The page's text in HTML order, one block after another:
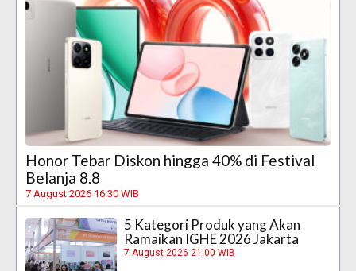
Honor Tebar Diskon hingga 40% di Festival
Belanja 8.8
7 August 2026 16:30 WIB
5 Kategori Produk yang Akan
Ramaikan IGHE 2026 Jakarta
7 August 2026 21:00 WIB